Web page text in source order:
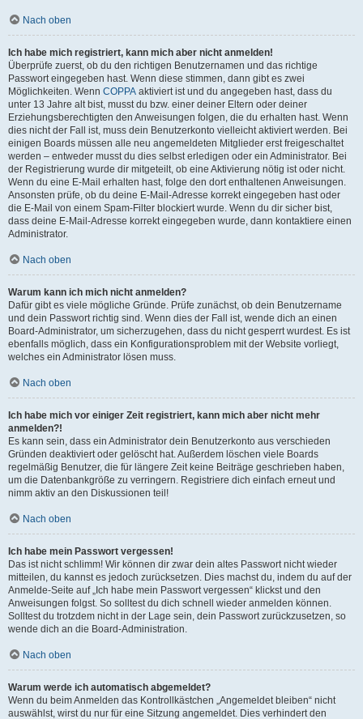
Nach oben
Ich habe mich registriert, kann mich aber nicht anmelden!
Überprüfe zuerst, ob du den richtigen Benutzernamen und das richtige
Passwort eingegeben hast. Wenn diese stimmen, dann gibt es zwei
Möglichkeiten. Wenn COPPA aktiviert ist und du angegeben hast, dass du
unter 13 Jahre alt bist, musst du bzw. einer deiner Eltern oder deiner
Erziehungsberechtigten den Anweisungen folgen, die du erhalten hast. Wenn
dies nicht der Fall ist, muss dein Benutzerkonto vielleicht aktiviert werden. Bei
einigen Boards müssen alle neu angemeldeten Mitglieder erst freigeschaltet
werden – entweder musst du dies selbst erledigen oder ein Administrator. Bei
der Registrierung wurde dir mitgeteilt, ob eine Aktivierung nötig ist oder nicht.
Wenn du eine E-Mail erhalten hast, folge den dort enthaltenen Anweisungen.
Ansonsten prüfe, ob du deine E-Mail-Adresse korrekt eingegeben hast oder
die E-Mail von einem Spam-Filter blockiert wurde. Wenn du dir sicher bist,
dass deine E-Mail-Adresse korrekt eingegeben wurde, dann kontaktiere einen
Administrator.
Nach oben
Warum kann ich mich nicht anmelden?
Dafür gibt es viele mögliche Gründe. Prüfe zunächst, ob dein Benutzername
und dein Passwort richtig sind. Wenn dies der Fall ist, wende dich an einen
Board-Administrator, um sicherzugehen, dass du nicht gesperrt wurdest. Es ist
ebenfalls möglich, dass ein Konfigurationsproblem mit der Website vorliegt,
welches ein Administrator lösen muss.
Nach oben
Ich habe mich vor einiger Zeit registriert, kann mich aber nicht mehr
anmelden?!
Es kann sein, dass ein Administrator dein Benutzerkonto aus verschieden
Gründen deaktiviert oder gelöscht hat. Außerdem löschen viele Boards
regelmäßig Benutzer, die für längere Zeit keine Beiträge geschrieben haben,
um die Datenbankgröße zu verringern. Registriere dich einfach erneut und
nimm aktiv an den Diskussionen teil!
Nach oben
Ich habe mein Passwort vergessen!
Das ist nicht schlimm! Wir können dir zwar dein altes Passwort nicht wieder
mitteilen, du kannst es jedoch zurücksetzen. Dies machst du, indem du auf der
Anmelde-Seite auf „Ich habe mein Passwort vergessen“ klickst und den
Anweisungen folgst. So solltest du dich schnell wieder anmelden können.
Solltest du trotzdem nicht in der Lage sein, dein Passwort zurückzusetzen, so
wende dich an die Board-Administration.
Nach oben
Warum werde ich automatisch abgemeldet?
Wenn du beim Anmelden das Kontrollkästchen „Angemeldet bleiben“ nicht
auswählst, wirst du nur für eine Sitzung angemeldet. Dies verhindert den